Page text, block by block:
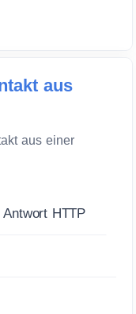
aus
aus einer
Antwort HTTP